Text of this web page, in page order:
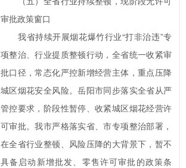
审批政策窗口
我省持续开展烟花爆竹行业“打非治违”专
项整治、行业提质整顿行动，全省统一收紧审
批口径，常态化严控新增经营主体，重点压降
城区烟花安全风险。岳阳市同步落实全省从严
管控要求，阶段性暂停、收紧城区烟花经营许
可审批。我市严格落实省、市专项整治部署，
在全省行业整顿、风险压降的大背景下，暂不
具备启动新增批发、零售许可审批的政策条